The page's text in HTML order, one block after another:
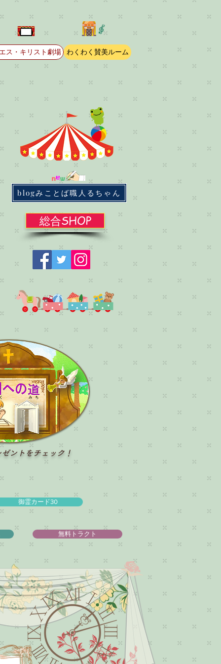
ス・キリスト劇場 わくわく賛美ルーム
blogみことば職人るちゃん
総合SHOP
ントをチェック！
御霊カード30
無料トラクト